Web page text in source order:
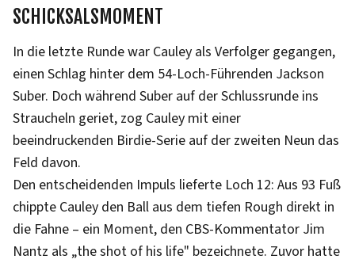
SCHICKSALSMOMENT
In die letzte Runde war Cauley als Verfolger gegangen,
einen Schlag hinter dem 54-Loch-Führenden Jackson
Suber. Doch während Suber auf der Schlussrunde ins
Straucheln geriet, zog Cauley mit einer
beeindruckenden Birdie-Serie auf der zweiten Neun das
Feld davon.
Den entscheidenden Impuls lieferte Loch 12: Aus 93 Fuß
chippte Cauley den Ball aus dem tiefen Rough direkt in
die Fahne – ein Moment, den CBS-Kommentator Jim
Nantz als „the shot of his life" bezeichnete. Zuvor hatte